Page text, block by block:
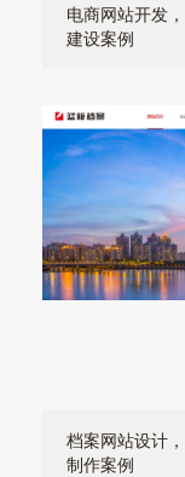
电商网站开发
建设案例
档案网站设计
制作案例